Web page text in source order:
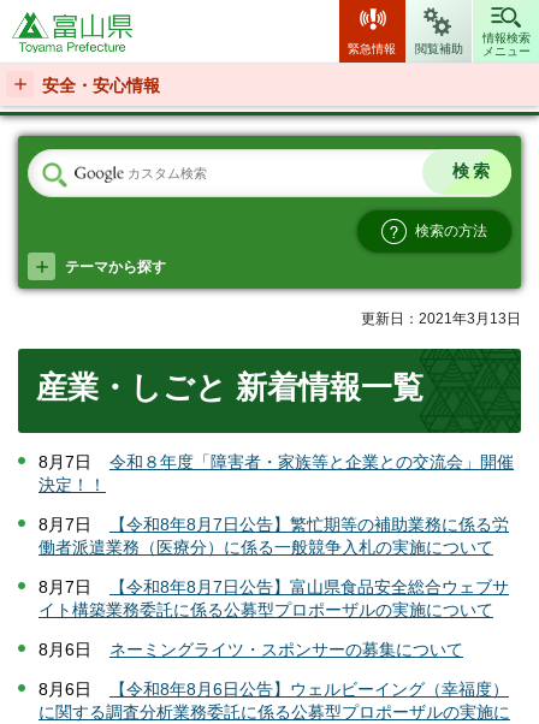
富山県
緊急情報 閲覧補助
情報検索
メニュー
安全・安心情報
検索の方法
テーマから探す
更新日：2021年3月13日
産業・しごと 新着情報一覧
8月7日
令和８年度「障害者・家族等と企業との交流会」開催
決定！！
8月7日
【令和8年8月7日公告】繁忙期等の補助業務に係る労
働者派遣業務（医療分）に係る一般競争入札の実施について
8月7日
【令和8年8月7日公告】富山県食品安全総合ウェブサ
イト構築業務委託に係る公募型プロポーザルの実施について
8月6日 ネーミングライツ・スポンサーの募集について
8月6日
【令和8年8月6日公告】ウェルビーイング（幸福度）
に関する調査分析業務委託に係る公募型プロポーザルの実施に